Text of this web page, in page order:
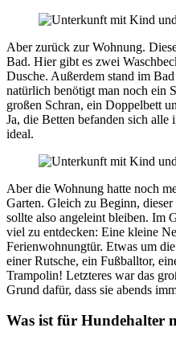
Aber zurück zur Wohnung.
Bad. Hier gibt es zwei
Dusche. Außerdem stand im
natürlich benötigt man noch ein
großen Schran, ein Doppelbett
Ja, die Betten befanden sich
ideal.
Aber die Wohnung hatte noch
Garten. Gleich zu Beginn,
sollte also angeleint bleiben. Im
viel zu entdecken: Eine kleine
Ferienwohnungtür. Etwas um
einer Rutsche, ein Fußballtor,
Trampolin! Letzteres war das
Grund dafür, dass sie abends
Was ist für Hundehalter